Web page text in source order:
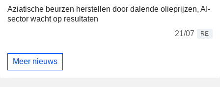
Aziatische beurzen herstellen door dalende olieprijzen, AI-
sector wacht op resultaten
21/07
RE
Meer nieuws